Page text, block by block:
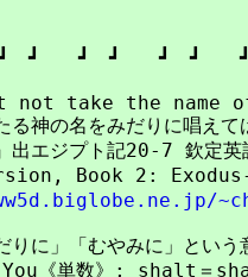
┛　┛　　┛　┛　　┛
take the name
の名をみだりに唱えて
エジプト記20-7 欽
2: Exodus-
」「むやみに」という
《単数》; shalt＝